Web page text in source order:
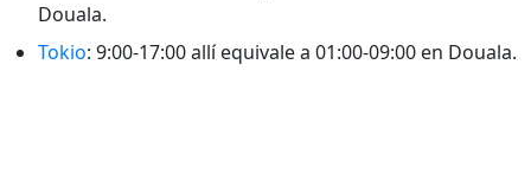
Douala.
Tokio: 9:00-17:00 allí equivale a 01:00-09:00 en Douala.